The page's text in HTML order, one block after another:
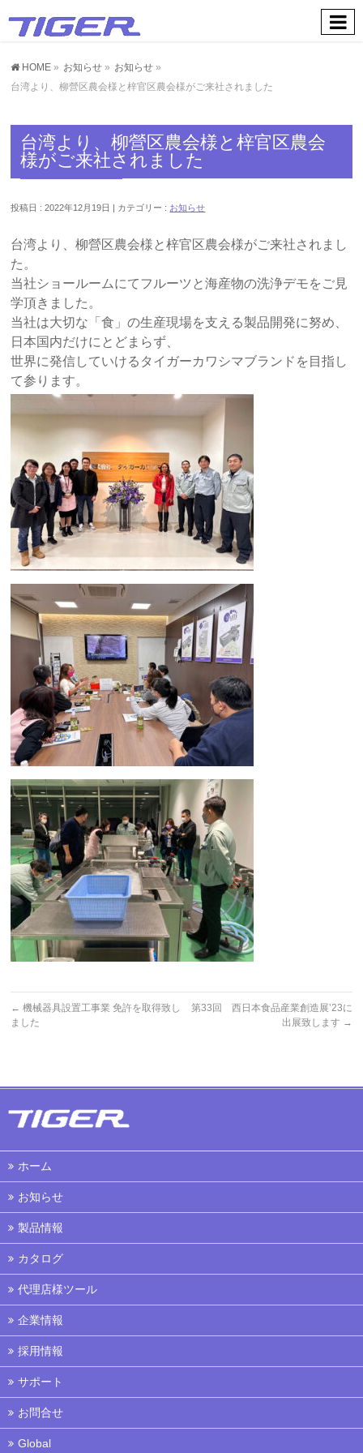
HOME » お知らせ » お知らせ »
台湾より、柳營区農会様と梓官区農会様がご来社されました
台湾より、柳營区農会様と梓官区農会
様がご来社されました
投稿日 : 2022年12月19日 カテゴリー : お知らせ
台湾より、柳營区農会様と梓官区農会様がご来社されまし
た。
当社ショールームにてフルーツと海産物の洗浄デモをご見
学頂きました。
当社は大切な「食」の生産現場を支える製品開発に努め、
日本国内だけにとどまらず、
世界に発信していけるタイガーカワシマブランドを目指し
て参ります。
← 機械器具設置工事業 免許を取得致し
ました
第33回 西日本食品産業創造展’23に
出展致します →
ホーム
お知らせ
製品情報
カタログ
代理店様ツール
企業情報
採用情報
サポート
お問合せ
Global